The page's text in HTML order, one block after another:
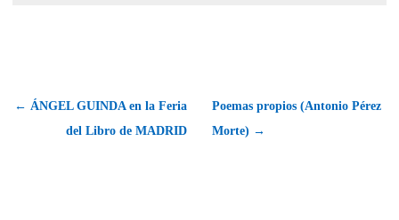
← ÁNGEL GUINDA en la Feria
del Libro de MADRID
Poemas propios (Antonio Pérez
Morte) →